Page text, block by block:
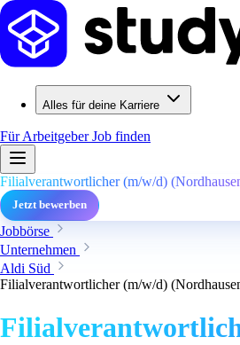
Alles für deine Karriere
Für ArbeitgeberJob finden
Filialverantwortlicher (m/w/d)
Jetzt bewerben
Jobbörse
Unternehmen
Aldi Süd
Filialverantwortlicher (m/w/d)